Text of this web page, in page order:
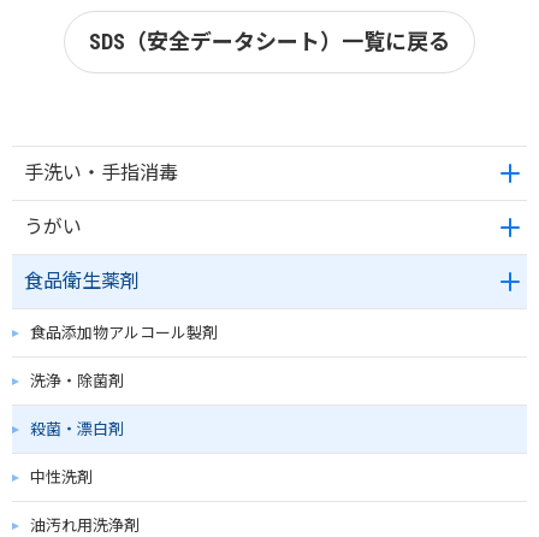
手洗い・手指消毒
うがい
食品衛生薬剤
食品添加物アルコール製剤
洗浄・除菌剤
殺菌・漂白剤
中性洗剤
油汚れ用洗浄剤
SDS（安全データシート）一覧に戻る